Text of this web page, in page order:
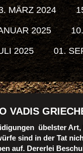
MÄRZ 2024
2025
2025 01.
VADIS
übelster Art,
sind in der Tat
auf. Dererlei